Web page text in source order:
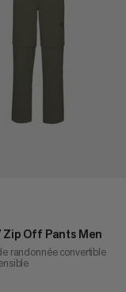
Zip Off Pants Men
randonnée convertible